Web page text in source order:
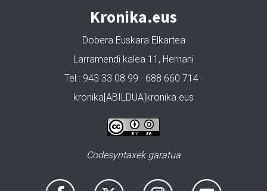
Kronika.eus
Dobera Euskara Elkartea
Larramendi kalea 11, Hernani
Tel.: 943 33 08 99 · 688 660 714 ·
kronika[ABILDUA]kronika.eus
Codesyntaxek garatua